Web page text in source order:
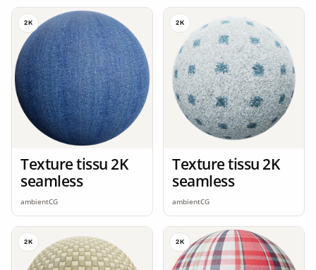
2K
Texture tissu 2K
seamless
ambientCG
2K
Texture tissu 2K
seamless
ambientCG
2K 2K